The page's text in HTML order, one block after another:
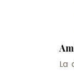
La